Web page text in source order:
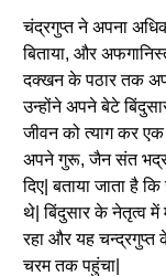
चंद्रगुप्त ने अपना
बिताया, और
दक्खन के पठार तक
उन्होंने अपने बेटे
जीवन को त्याग कर
अपने गुरू, जैन संत
दिए| बताया जाता है
थे| बिंदुसार के नेतृत्व में
रहा और यह
चरम तक पहुंचा|